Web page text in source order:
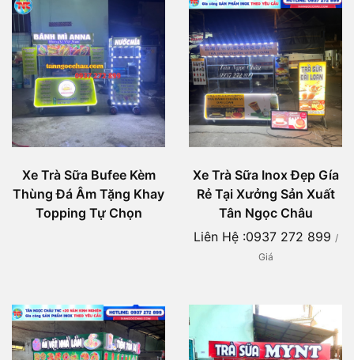
Xe Trà Sữa Bufee Kèm
Thùng Đá Âm Tặng Khay
Topping Tự Chọn
Xe Trà Sữa Inox Đẹp Gía
Rẻ Tại Xưởng Sản Xuất
Tân Ngọc Châu
Liên Hệ :0937 272 899 /
Giá